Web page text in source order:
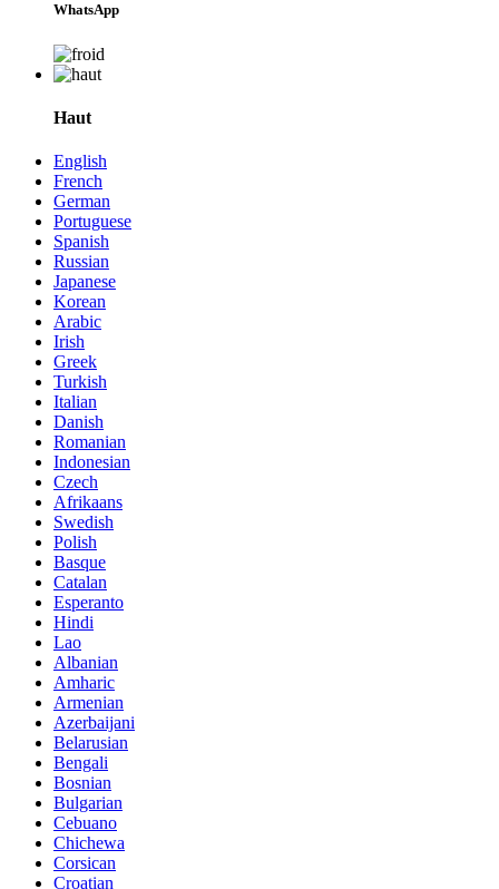
WhatsApp
Haut
English
French
German
Portuguese
Spanish
Russian
Japanese
Korean
Arabic
Irish
Greek
Turkish
Italian
Danish
Romanian
Indonesian
Czech
Afrikaans
Swedish
Polish
Basque
Catalan
Esperanto
Hindi
Lao
Albanian
Amharic
Armenian
Azerbaijani
Belarusian
Bengali
Bosnian
Bulgarian
Cebuano
Chichewa
Corsican
Croatian